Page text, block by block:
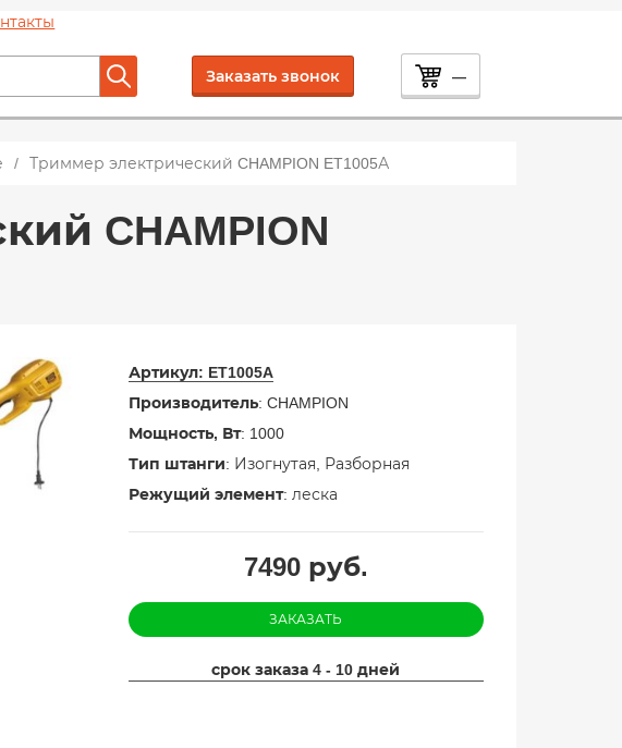
Заказать звонок —
Триммер электрический CHAMPION ET1005А
CHAMPION
Артикул: ET1005A
Производитель: CHAMPION
Мощность, Вт: 1000
Тип штанги: Изогнутая, Разборная
Режущий элемент: леска
7490руб.
ЗАКАЗАТЬ
срок заказа 4 - 10 дней